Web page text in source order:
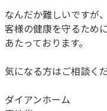
なんだか難しいですが
客様の健康を守るため
あたっております。
気になる方はご相談く
ダイアンホーム